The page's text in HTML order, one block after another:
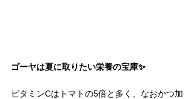
ゴーヤは夏に取りたい栄養の宝庫✨
ビタミンCはトマトの5倍と多く、なおかつ加